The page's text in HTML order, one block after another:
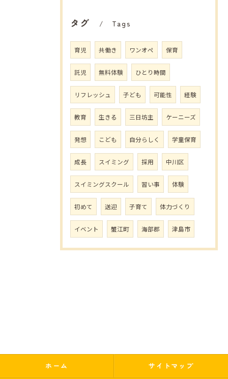
タグ Tags
育児 共働き ワンオペ 保育
託児 無料体験 ひとり時間
リフレッシュ 子ども 可能性 経験
教育 生きる 三日坊主 ケーニーズ
発想 こども 自分らしく 学童保育
成長 スイミング 採用 中川区
スイミングスクール 習い事 体験
初めて 送迎 子育て 体力づくり
イベント 蟹江町 海部郡 津島市
ホーム サイトマップ